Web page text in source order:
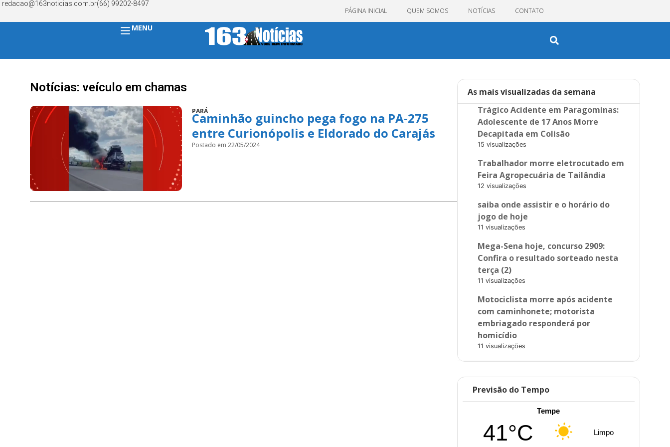
redacao@163noticias.com.br(66) 99202-8497
PÁGINA INICIAL QUEM SOMOS NOTÍCIAS CONTATO
MENU
Notícias: veículo em chamas
PARÁ
Caminhão guincho pega fogo na PA-275
entre Curionópolis e Eldorado do Carajás
Postado em 22/05/2024
As mais visualizadas da semana
Trágico Acidente em Paragominas:
Adolescente de 17 Anos Morre
Decapitada em Colisão
15 visualizações
Trabalhador morre eletrocutado em
Feira Agropecuária de Tailândia
12 visualizações
saiba onde assistir e o horário do
jogo de hoje
11 visualizações
Mega-Sena hoje, concurso 2909:
Confira o resultado sorteado nesta
terça (2)
11 visualizações
Motociclista morre após acidente
com caminhonete; motorista
embriagado responderá por
homicídio
11 visualizações
Previsão do Tempo
Tempe
41°C Limpo